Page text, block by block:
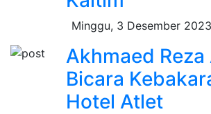
Minggu, 3 Desember 2023
Akhmaed
Bicara
Hotel Atlet